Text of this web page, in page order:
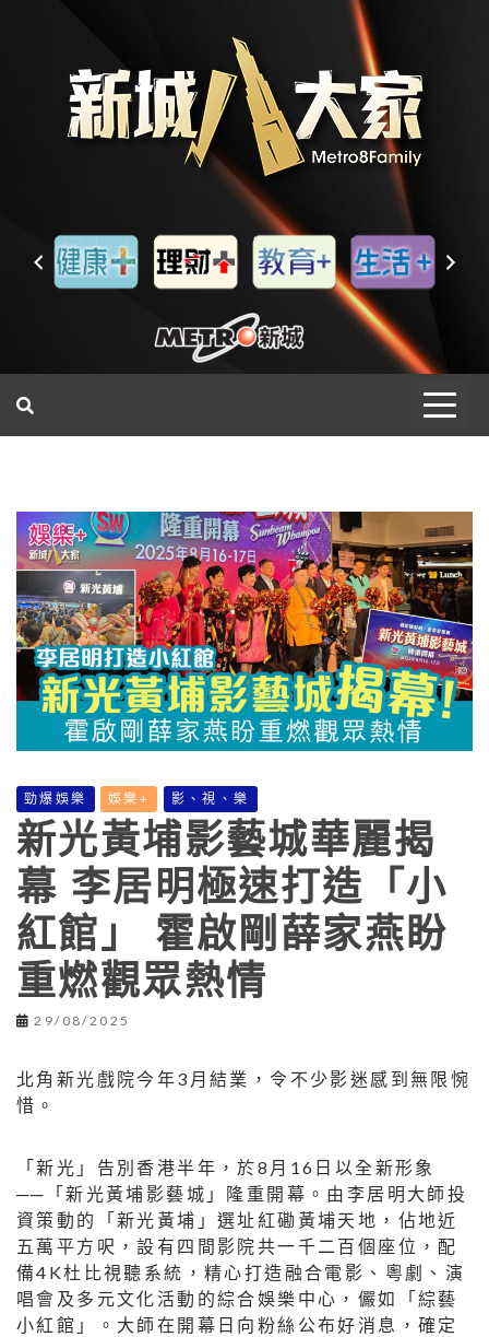
勁爆娛樂 娛樂+ 影、視、樂
新光黃埔影藝城華麗揭
幕 李居明極速打造「小
紅館」 霍啟剛薛家燕盼
重燃觀眾熱情
29/08/2025
北角新光戲院今年3月結業，令不少影迷感到無限惋
惜。
「新光」告別香港半年，於8月16日以全新形象
──「新光黃埔影藝城」隆重開幕。由李居明大師投
資策動的「新光黃埔」選址紅磡黃埔天地，佔地近
五萬平方呎，設有四間影院共一千二百個座位，配
備4K杜比視聽系統，精心打造融合電影、粵劇、演
唱會及多元文化活動的綜合娛樂中心，儼如「綜藝
小紅館」。大師在開幕日向粉絲公布好消息，確定